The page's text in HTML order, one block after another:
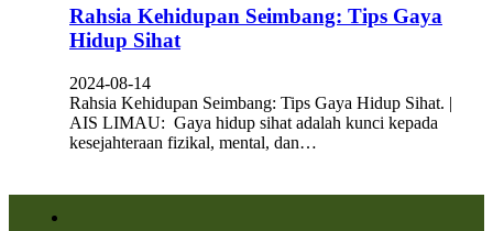
Rahsia Kehidupan Seimbang: Tips Gaya
Hidup Sihat
2024-08-14
Rahsia Kehidupan Seimbang: Tips Gaya Hidup Sihat. |
AIS LIMAU: Gaya hidup sihat adalah kunci kepada
kesejahteraan fizikal, mental, dan…